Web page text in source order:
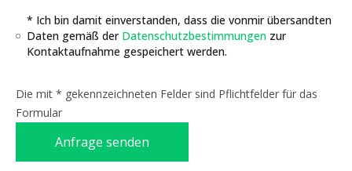
* Ich bin damit einverstanden, dass die vonmir übersandten
Daten gemäß der Datenschutzbestimmungen zur
Kontaktaufnahme gespeichert werden.
Die mit * gekennzeichneten Felder sind Pflichtfelder für das
Formular
Anfrage senden